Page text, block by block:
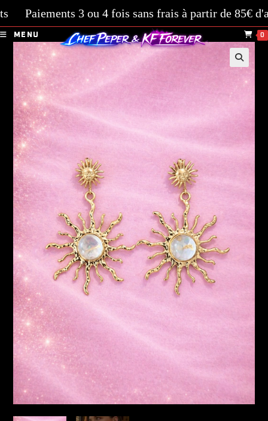
Paiements 3 ou 4 fois sans frais à partir de 85€
MENU 0